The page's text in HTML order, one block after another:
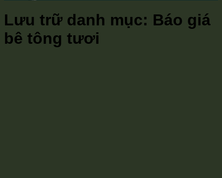
Lưu trữ danh mục: Báo giá
bê tông tươi